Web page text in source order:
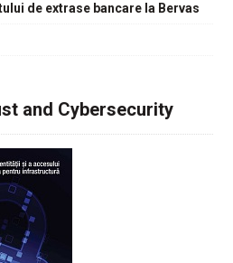
de extrase bancare la Bervas
and Cybersecurity